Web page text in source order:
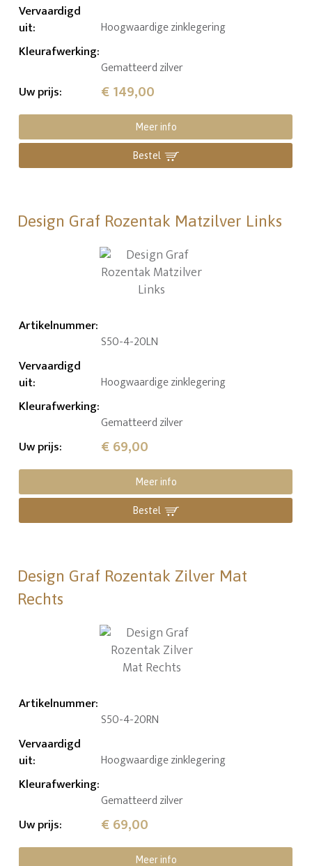
Vervaardigd
uit: Hoogwaardige zinklegering
Kleurafwerking:
Gematteerd zilver
Uw prijs: € 149,00
Meer info
Bestel
Design Graf Rozentak Matzilver Links
Artikelnummer:
S50-4-20LN
Vervaardigd
uit: Hoogwaardige zinklegering
Kleurafwerking:
Gematteerd zilver
Uw prijs: € 69,00
Meer info
Bestel
Design Graf Rozentak Zilver Mat
Rechts
Artikelnummer:
S50-4-20RN
Vervaardigd
uit: Hoogwaardige zinklegering
Kleurafwerking:
Gematteerd zilver
Uw prijs: € 69,00
Meer info